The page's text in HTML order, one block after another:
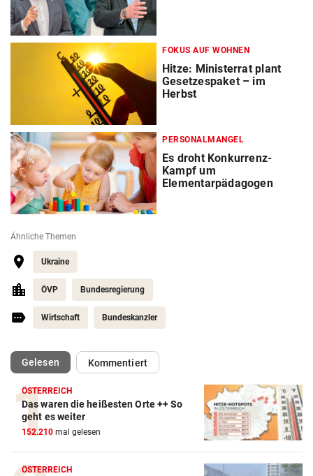
FOKUS AUF WOHNEN
Hitze: Ministerrat plant
Gesetzespaket – im
Herbst
PERSONALMANGEL
Es droht Konkurrenz-
Kampf um
Elementarpädagogen
Ähnliche Themen
Ukraine
ÖVP Bundesregierung
Wirtschaft Bundeskanzler
Gelesen(ausgewählt)Kommentiert
ÖSTERREICH
Das waren die heißesten Orte ++ So
geht es weiter
152.210 mal gelesen
ÖSTERREICH